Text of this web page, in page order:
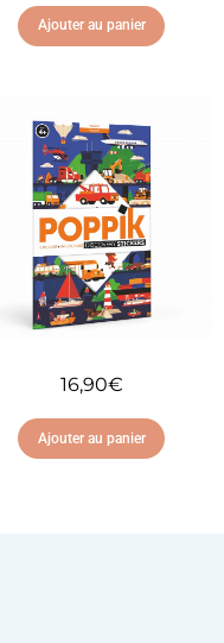
Ajouter au panier
Ajouter à ma liste
d'envies
16,90€
Ajouter au panier